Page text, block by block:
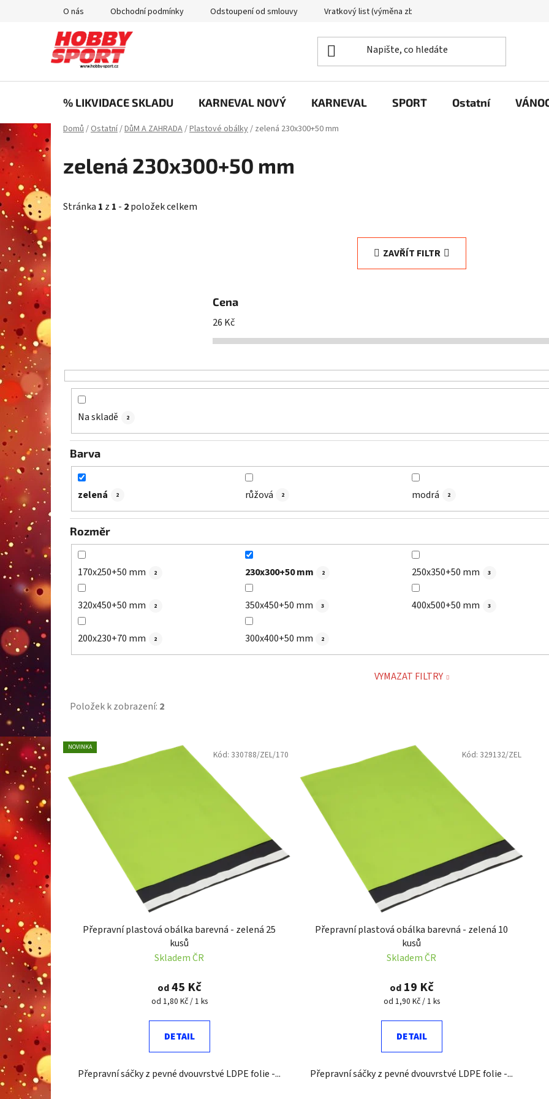
O nás Obchodní podmínky Odstoupení od smlouvy Vratkový list (výměna zboží)
% LIKVIDACE SKLADU KARNEVAL NOVÝ KARNEVAL SPORT Ostatní
Domů/Ostatní/DůM A ZAHRADA/Plastové obálky/ zelená 230x300+50 mm
zelená 230x300+50 mm
Stránka 1 z 1 - 2položek celkem
ZAVŘÍT FILTR
Cena
26 Kč
Na skladě 2
Barva
zelená 2 růžová 2 modrá 2
Rozměr
170x250+50 mm 2 230x300+50 mm 2 250x350+50 mm 3
320x450+50 mm 2 350x450+50 mm 3 400x500+50 mm 3
200x230+70 mm 2 300x400+50 mm 2
VYMAZAT FILTRY
Položek k zobrazení: 2
V
ý
p
NOVINKA
Přepravní plastová obálka barevná - zelená 25
kusů
Skladem ČR
od45 Kč
Měrná
od 1,80 Kč / 1 ks
DETAIL
Přepravní sáčky z pevné dvouvrstvé LDPE folie -...
Kód: 330788/ZEL/170
Přepravní plastová obálka barevná - zelená 10
kusů
Skladem ČR
od19 Kč
Měrná
od 1,90 Kč / 1 ks
DETAIL
Přepravní sáčky z pevné dvouvrstvé LDPE folie -...
Kód: 329132/ZEL